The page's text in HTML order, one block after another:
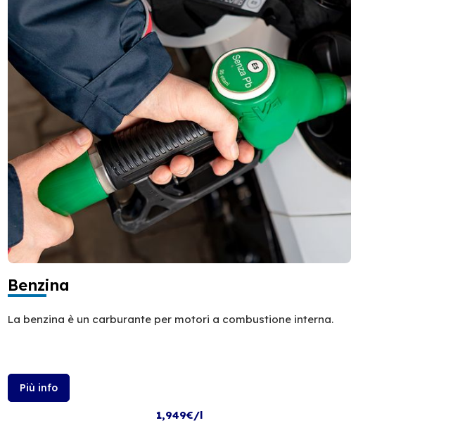
Benzina
La benzina è un carburante per motori a combustione interna.
Più info
1,949€/l